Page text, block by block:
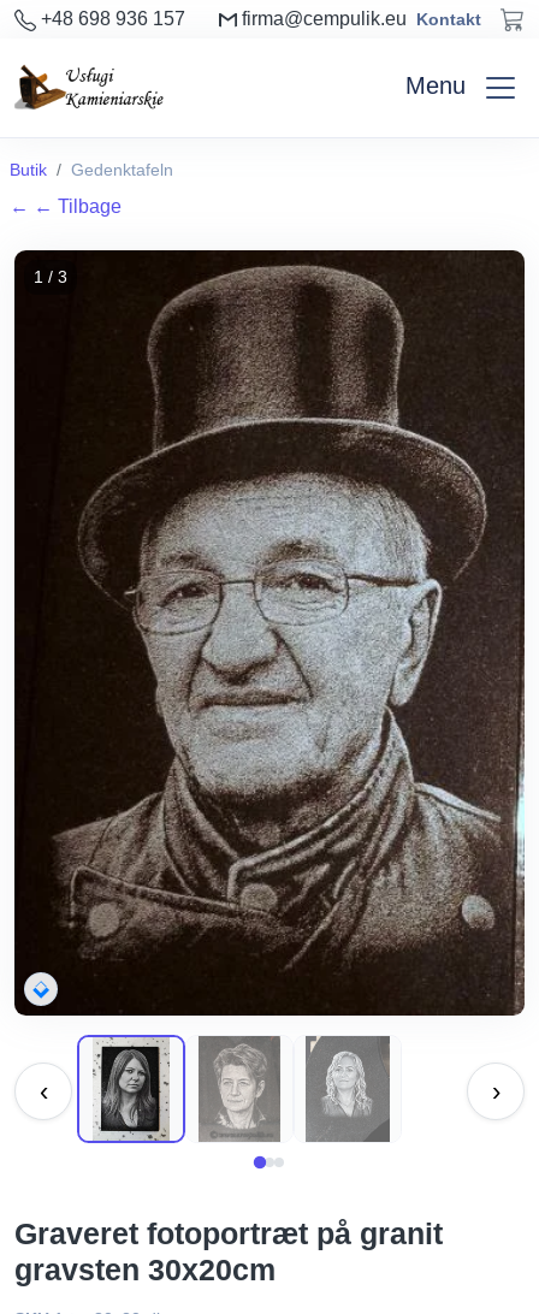
+48 698 936 157 firma@cempulik.eu Kontakt
Menu
Butik Gedenktafeln
← ← Tilbage
1 / 3
‹ ›
Graveret fotoportræt på granit
gravsten 30x20cm